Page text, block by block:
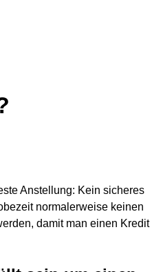
Anstellung: Kein sicheres
normalerweise keinen
damit man einen Kredit